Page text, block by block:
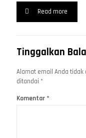
Read more
Tinggalkan
Alamat email Anda tidak
ditandai *
Komentar *